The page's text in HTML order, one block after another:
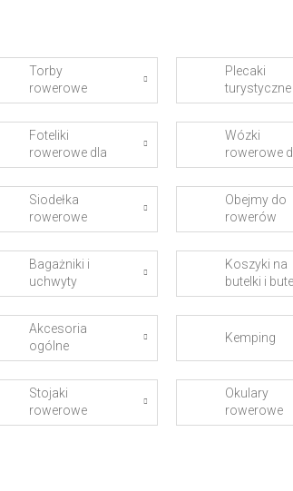
Torby
rowerowe
Plecaki
turystyczne
Foteliki
rowerowe dla
dzieci
Wózki
rowerowe
dzieci
Siodełka
rowerowe
Obejmy do
rowerów
Bagażniki i
uchwyty
Koszyki na
butelki i
Akcesoria
ogólne
Kemping
Stojaki
rowerowe
Okulary
rowerowe